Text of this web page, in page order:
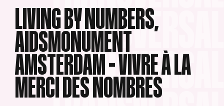
LIVING BY NUMBERS,
AIDSMONUMENT
AMSTERDAM – VIVRE À LA
MERCI DES NOMBRES